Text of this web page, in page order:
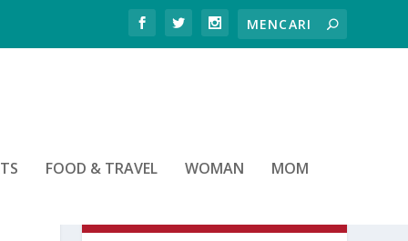
FOOD & TRAVEL WOMAN MOM